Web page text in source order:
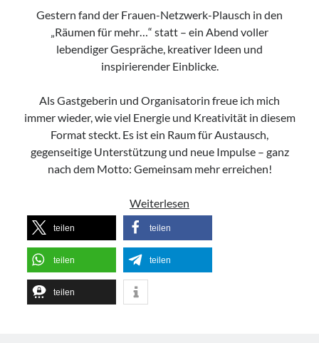
Gestern fand der Frauen-Netzwerk-Plausch in den
„Räumen für mehr…“ statt – ein Abend voller
lebendiger Gespräche, kreativer Ideen und
inspirierender Einblicke.
Als Gastgeberin und Organisatorin freue ich mich
immer wieder, wie viel Energie und Kreativität in diesem
Format steckt. Es ist ein Raum für Austausch,
gegenseitige Unterstützung und neue Impulse – ganz
nach dem Motto: Gemeinsam mehr erreichen!
Weiterlesen
Plausch
teilen teilen
teilen teilen
teilen